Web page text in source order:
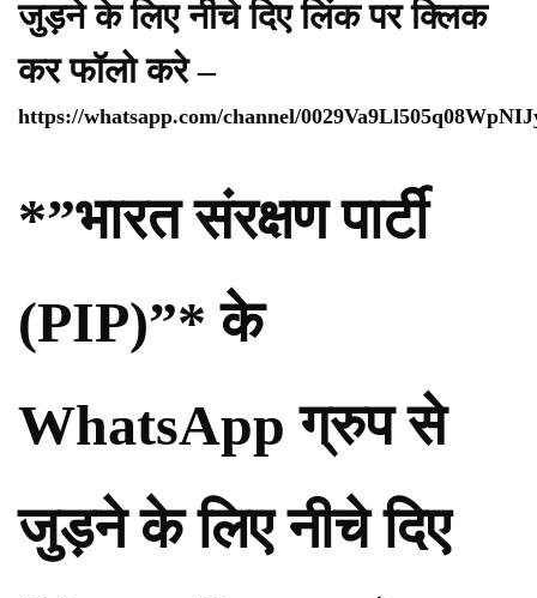
जुड़ने के लिए नीचे दिए लिंक पर क्लिक
कर फॉलो करे –
https://whatsapp.com/channel/
*”भारत संरक्षण पार्टी
(PIP)”* के
WhatsApp ग्रुप से
जुड़ने के लिए नीचे दिए